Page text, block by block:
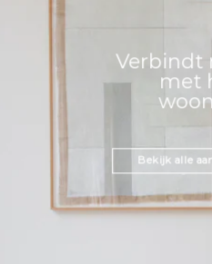
Verbindt
met
Bekijk alle